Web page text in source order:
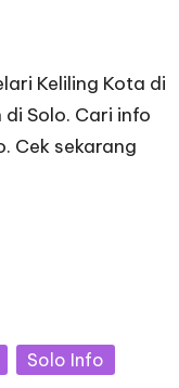
Keliling Kota di
di Solo. Cari info
Cek sekarang
Solo Info